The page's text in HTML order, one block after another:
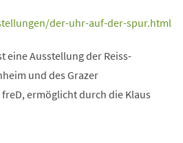
der-uhr-auf-der-spur.html
eine Ausstellung der Reiss-
und des Grazer
ermöglicht durch die Klaus